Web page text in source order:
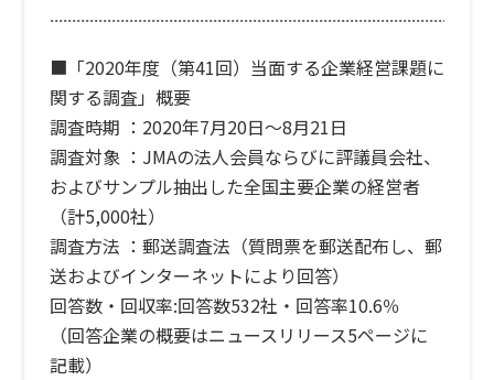
■「2020年度（第41回）当面する企業経営課題に
関する調査」概要
調査時期 ：2020年7月20日～8月21日
調査対象 ：JMAの法人会員ならびに評議員会社、
およびサンプル抽出した全国主要企業の経営者
（計5,000社）
調査方法 ：郵送調査法（質問票を郵送配布し、郵
送およびインターネットにより回答）
回答数・回収率:回答数532社・回答率10.6％
（回答企業の概要はニュースリリース5ページに
記載）